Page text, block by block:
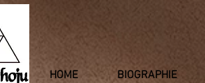
HOME BIOGRAPHIE